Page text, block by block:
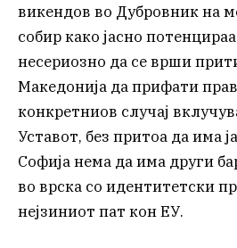
викендов во Дубровник на
собир како јасно
несериозно да се врши
Македонија да прифати
конкретниов случај
Уставот, без притоа да има
Софија нема да има други
во врска со идентитетски
нејзиниот пат кон ЕУ.